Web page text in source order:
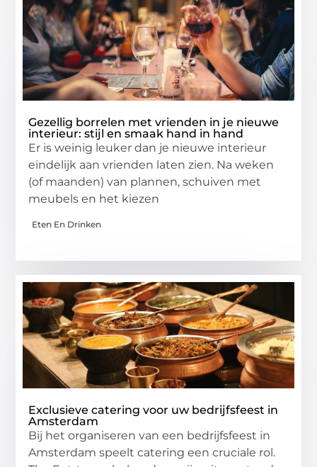
Gezellig borrelen met vrienden in je nieuwe
interieur: stijl en smaak hand in hand
Er is weinig leuker dan je nieuwe interieur
eindelijk aan vrienden laten zien. Na weken
(of maanden) van plannen, schuiven met
meubels en het kiezen
Eten En Drinken
Exclusieve catering voor uw bedrijfsfeest in
Amsterdam
Bij het organiseren van een bedrijfsfeest in
Amsterdam speelt catering een cruciale rol.